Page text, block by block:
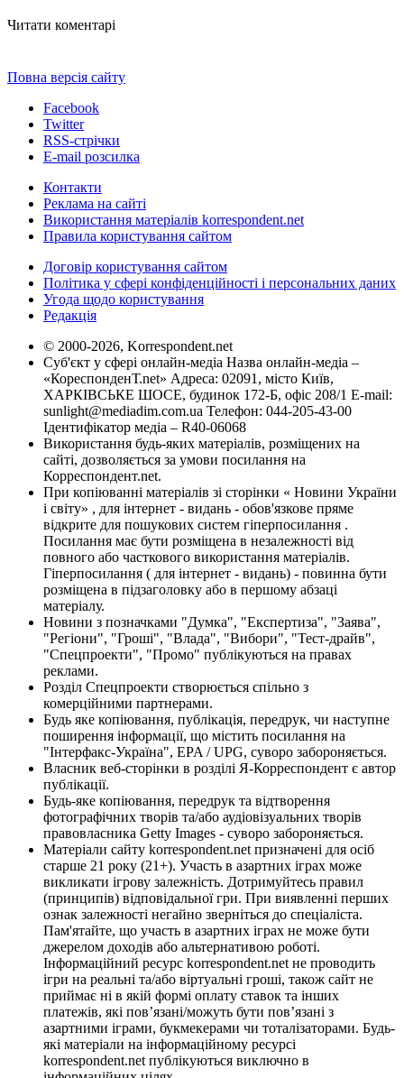
Читати коментарі
Повна версія сайту
Facebook
Twitter
RSS-стрічки
E-mail розсилка
Контакти
Реклама на сайті
Використання матеріалів korrespondent.net
Правила користування сайтом
Договір користування сайтом
Політика у сфері конфіденційності і персональних даних
Угода щодо користування
Редакція
© 2000-2026, Korrespondent.net
Суб'єкт у сфері онлайн-медіа Назва онлайн-медіа –
«КореспонденТ.net» Адреса: 02091, місто Київ,
ХАРКІВСЬКЕ ШОСЕ, будинок 172-Б, офіс 208/1 E-mail:
sunlight@mediadim.com.ua Телефон: 044-205-43-00
Ідентифікатор медіа – R40-06068
Використання будь-яких матеріалів, розміщених на
сайті, дозволяється за умови посилання на
Корреспондент.net.
При копіюванні матеріалів зі сторінки « Новини України
і світу» , для інтернет - видань - обов'язкове пряме
відкрите для пошукових систем гіперпосилання .
Посилання має бути розміщена в незалежності від
повного або часткового використання матеріалів.
Гіперпосилання ( для інтернет - видань) - повинна бути
розміщена в підзаголовку або в першому абзаці
матеріалу.
Новини з позначками "Думка", "Експертиза", "Заява",
"Регіони", "Гроші", "Влада", "Вибори", "Тест-драйв",
"Спецпроекти", "Промо" публікуються на правах
реклами.
Розділ Спецпроекти створюється спільно з
комерційними партнерами.
Будь яке копіювання, публікація, передрук, чи наступне
поширення інформації, що містить посилання на
"Інтерфакс-Україна", EPA / UPG, суворо забороняється.
Власник веб-сторінки в розділі Я-Корреспондент є автор
публікації.
Будь-яке копіювання, передрук та відтворення
фотографічних творів та/або аудіовізуальних творів
правовласника Getty Images - суворо забороняється.
Матеріали сайту korrespondent.net призначені для осіб
старше 21 року (21+). Участь в азартних іграх може
викликати ігрову залежність. Дотримуйтесь правил
(принципів) відповідальної гри. При виявленні перших
ознак залежності негайно зверніться до спеціаліста.
Пам'ятайте, що участь в азартних іграх не може бути
джерелом доходів або альтернативою роботі.
Інформаційний ресурс korrespondent.net не проводить
ігри на реальні та/або віртуальні гроші, також сайт не
приймає ні в якій формі оплату ставок та інших
платежів, які пов’язані/можуть бути пов’язані з
азартними іграми, букмекерами чи тоталізаторами. Будь-
які матеріали на інформаційному ресурсі
korrespondent.net публікуються виключно в